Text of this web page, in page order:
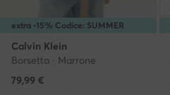
extra -15% Codice: SUMMER
Calvin Klein
Borsetta · Marrone
79,99 €